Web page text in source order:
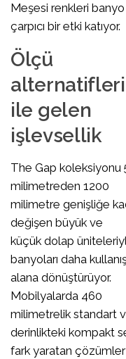
Meşesi renkleri banyo
çarpıcı bir etki katıyor.
Ölçü
alternatifleri
ile gelen
işlevsellik
The Gap koleksiyonu
milimetreden 1200
milimetre genişliğe
değişen büyük ve
küçük dolap
banyoları daha
alana dönüştürüyor.
Mobilyalarda 460
milimetrelik standart
derinlikteki kompakt
fark yaratan